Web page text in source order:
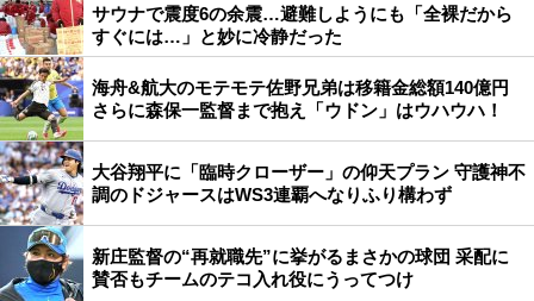
サウナで震度6の余震…避難しようにも「全裸だから
すぐには…」と妙に冷静だった
海舟&航大のモテモテ佐野兄弟は移籍金総額140億円
さらに森保一監督まで抱え「ウドン」はウハウハ！
大谷翔平に「臨時クローザー」の仰天プラン 守護神不
調のドジャースはWS3連覇へなりふり構わず
新庄監督の“再就職先”に挙がるまさかの球団 采配に
賛否もチームのテコ入れ役にうってつけ